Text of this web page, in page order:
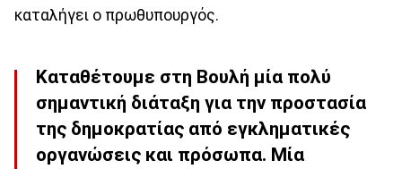
καταλήγει ο πρωθυπουργός.
Καταθέτουμε στη Βουλή μία πολύ
σημαντική διάταξη για την προστασία
της δημοκρατίας από εγκληματικές
οργανώσεις και πρόσωπα. Μία